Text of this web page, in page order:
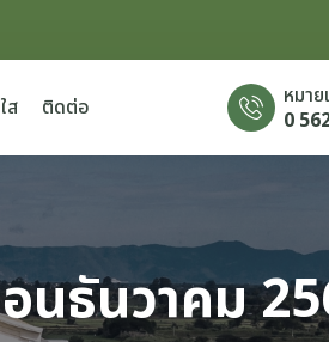
ส ติดต่อ
หมา
0
นธันวาคม